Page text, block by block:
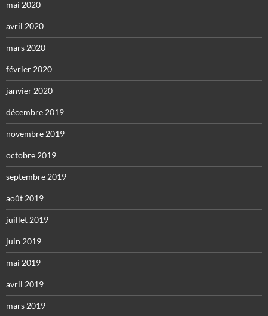
mai 2020
avril 2020
mars 2020
février 2020
janvier 2020
décembre 2019
novembre 2019
octobre 2019
septembre 2019
août 2019
juillet 2019
juin 2019
mai 2019
avril 2019
mars 2019